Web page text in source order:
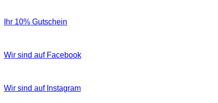
Ihr 10% Gutschein
Wir sind auf Facebook
Wir sind auf Instagram